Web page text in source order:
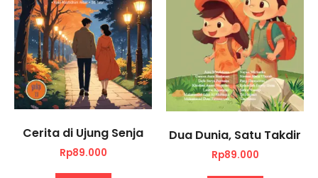
Cerita di Ujung Senja
Rp89.000
Dua Dunia, Satu Takdir
Rp89.000